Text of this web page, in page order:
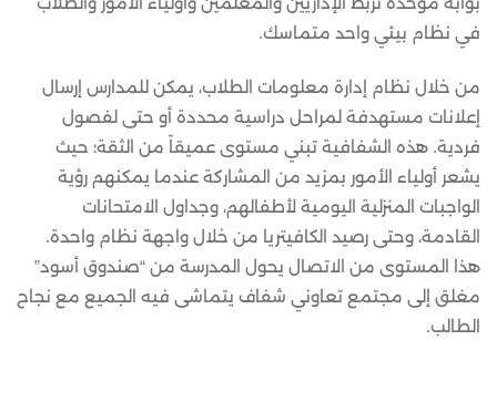
في نظام بيئي واحد متماسك.
من خلال نظام إدارة معلومات الطلاب، يمكن للمدارس إرسال
إعلانات مستهدفة لمراحل دراسية محددة أو حتى لفصول
فردية. هذه الشفافية تبني مستوى عميقاً من الثقة؛ حيث
يشعر أولياء الأمور بمزيد من المشاركة عندما يمكنهم رؤية
الواجبات المنزلية اليومية لأطفالهم، وجداول الامتحانات
القادمة، وحتى رصيد الكافيتريا من خلال واجهة نظام واحدة.
هذا المستوى من الاتصال يحول المدرسة من “صندوق أسود”
مغلق إلى مجتمع تعاوني شفاف يتماشى فيه الجميع مع نجاح
الطالب.